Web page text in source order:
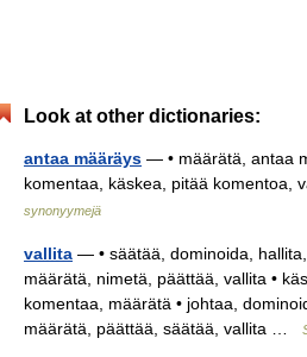
Look at other dictionaries:
antaa määräys — • määrätä, antaa
komentaa, käskea, pitää komentoa,
synonyymejä
vallita — • säätää, dominoida,
määrätä, nimetä, päättää, vallita •
komentaa, määrätä • johtaa,
määrätä, päättää, säätää, vallita …